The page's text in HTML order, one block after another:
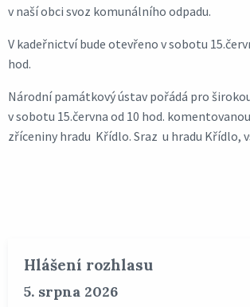
v naší obci svoz komunálního odpadu.
V kadeřnictví bude otevřeno v sobotu
hod.
Národní památkový ústav pořádá pro
v sobotu 15.června od 10 hod.
zříceniny hradu Křídlo. Sraz u hradu Křídlo,
Hlášení rozhlasu
5. srpna 2026